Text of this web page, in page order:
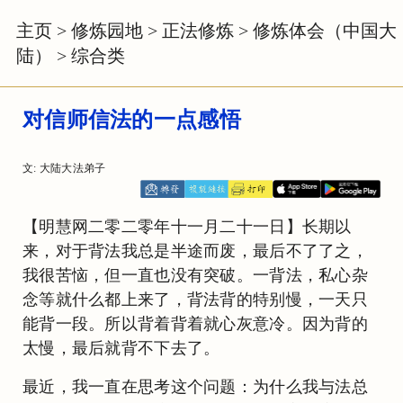
主页 > 修炼园地 > 正法修炼 > 修炼体会（中国大
陆）
> 综合类
对信师信法的一点感悟
文: 大陆大法弟子
【明慧网二零二零年十一月二十一日】长期以
来，对于背法我总是半途而废，最后不了了之，
我很苦恼，但一直也没有突破。一背法，私心杂
念等就什么都上来了，背法背的特别慢，一天只
能背一段。所以背着背着就心灰意冷。因为背的
太慢，最后就背不下去了。
最近，我一直在思考这个问题：为什么我与法总